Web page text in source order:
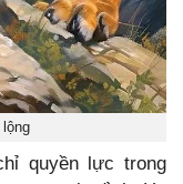
quyền lực trong